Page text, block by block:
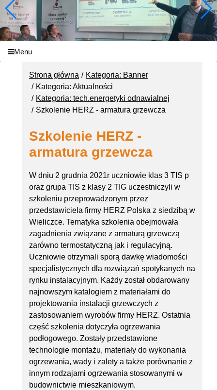
Menu
Strona główna
Kategoria: Banner
Kategoria: Aktualności
Kategoria: tech.energetyki odnawialnej
Szkolenie HERZ - armatura grzewcza
Szkolenie HERZ -
armatura grzewcza
W dniu 2 grudnia 2021r uczniowie klas 3 TIS p
oraz grupa TIS z klasy 2 TIG uczestniczyli w
szkoleniu przeprowadzonym przez
przedstawiciela firmy HERZ Polska z siedzibą w
Wieliczce. Tematyka szkolenia obejmowała
zagadnienia związane z armaturą grzewczą
zarówno termostatyczną jak i regulacyjną.
Uczniowie otrzymali sporą dawkę wiadomości
specjalistycznych dla rozwiązań spotykanych na
rynku instalacyjnym. Każdy został obdarowany
najnowszym katalogiem z materiałami do
projektowania instalacji grzewczych z
zastosowaniem wyrobów firmy HERZ. Ostatnia
część szkolenia dotyczyła ogrzewania
podłogowego. Zostały przedstawione
technologie montażu, materiały do wykonania
ogrzewania, wady i zalety a także porównanie z
innym rodzajami ogrzewania stosowanymi w
budownictwie mieszkaniowym.